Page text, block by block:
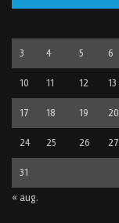
3 4 5 6
10 11 12 13
17 18 19 20
24 25 26 27
31
« aug.